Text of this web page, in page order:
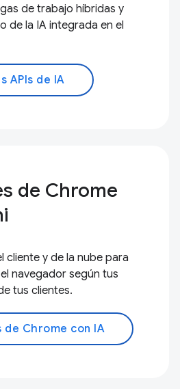
de trabajo híbridas y
de la IA integrada en el
APIs de IA
de Chrome
cliente y de la nube para
navegador según tus
tus clientes.
de Chrome con IA